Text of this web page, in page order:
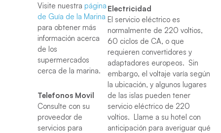
Visite nuestra página
de Guía de la Marina
para obtener más
información acerca
de los
supermercados
cerca de la marina.
Telefonos Movil
Consulte con su
proveedor de
servicios para
Electricidad
El servicio eléctrico es
normalmente de 220 voltios,
60 ciclos de CA, o que
requieren convertidores y
adaptadores europeos. Sin
embargo, el voltaje varía según
la ubicación, y algunos lugares
de las islas pueden tener
servicio eléctrico de 220
voltios. Llame a su hotel con
anticipación para averiguar qué